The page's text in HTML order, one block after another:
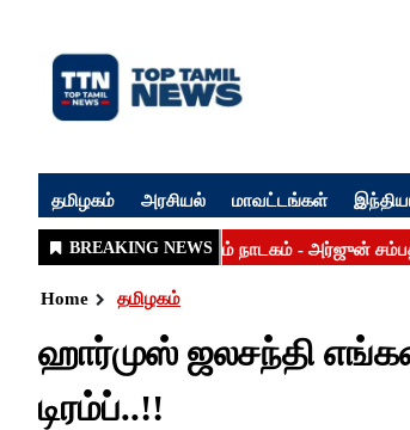
தமிழகம் அரசியல் மாவட்டங்கள்
Home தமிழகம்
ஹார்முஸ் ஜலசந்தி
டிரம்ப்..!!